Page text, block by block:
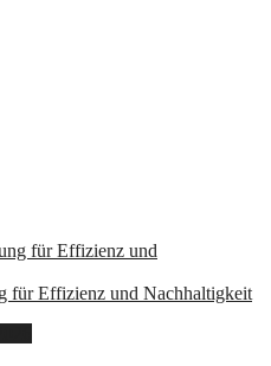
für Effizienz und Nachhaltigkeit